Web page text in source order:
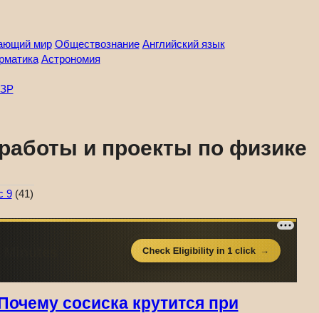
мир Обществознание Английский язык
Астрономия
и проекты по физике
9(41)
сосиска крутится при